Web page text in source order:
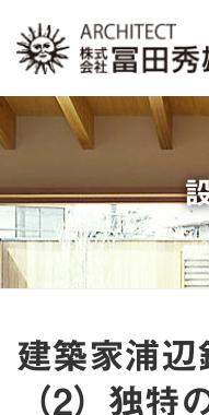
建築家浦辺
（2）独特